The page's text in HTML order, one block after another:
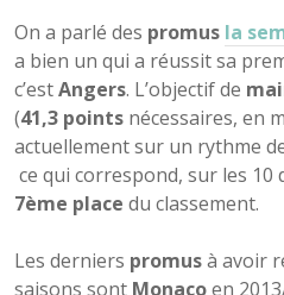
On a parlé des promus la
a bien un qui a réussit sa
c’estAngers. L’objectif de
(41,3 points nécessaires, en
actuellement sur un rythme
ce qui correspond, sur les 10
7ème place du classement.
Les derniers promusà avoir
saisons sont Monacoen